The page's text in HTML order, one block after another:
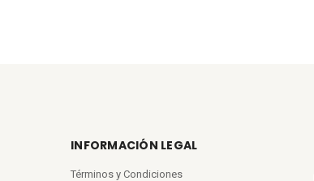
INFORMACIÓN LEGAL
Términos y Condiciones